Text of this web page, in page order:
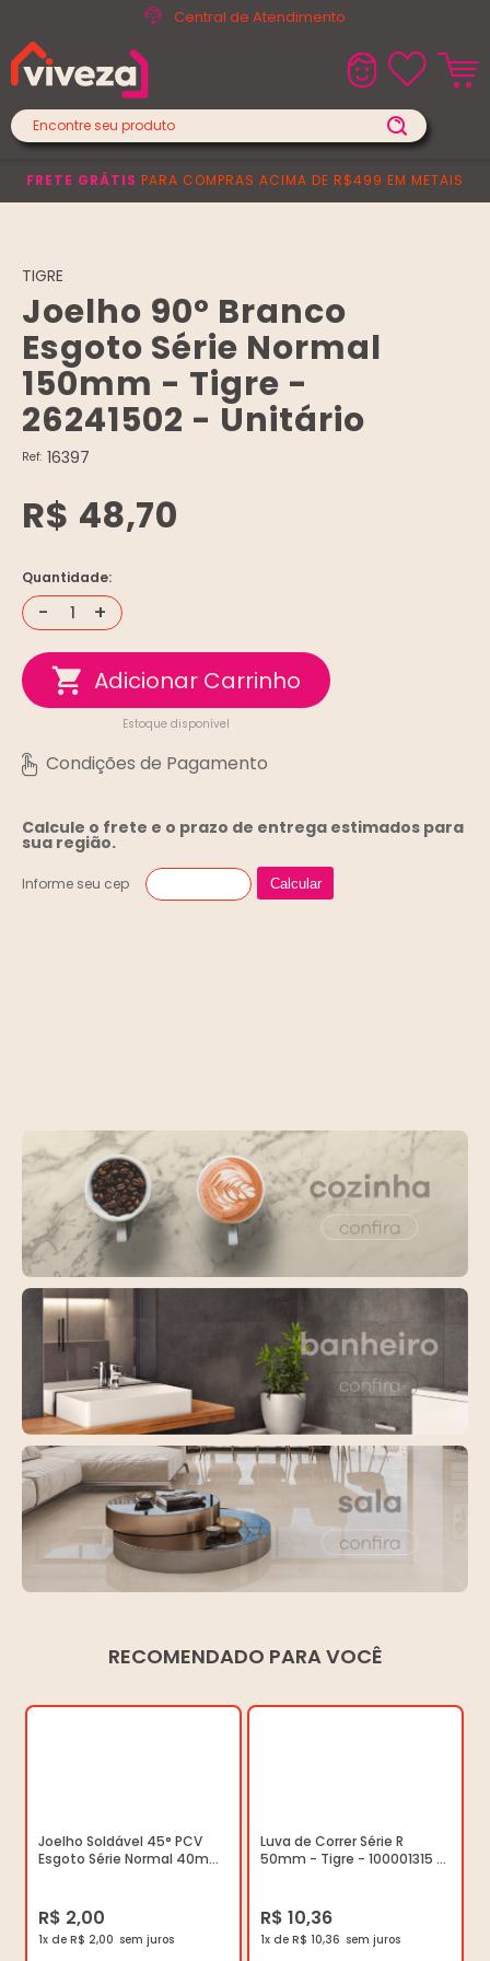
Central de Atendimento
FRETE GRÁTIS PARA COMPRAS ACIMA DE R$499 EM METAIS
TIGRE
Joelho 90° Branco
Esgoto Série Normal
150mm - Tigre -
26241502 - Unitário
Ref: 16397
R$ 48,70
Quantidade:
- +
Estoque disponível
Calcule o frete e o prazo de entrega estimados para
sua região.
Informe seu cep Calcular
RECOMENDADO PARA VOCÊ
Joelho Soldável 45° PCV
Esgoto Série Normal 40mm
R$ 2,00
1x de R$ 2,00
Luva de Correr Série R
50mm - Tigre - 100001315 -
R$ 10,36
1x de R$ 10,36